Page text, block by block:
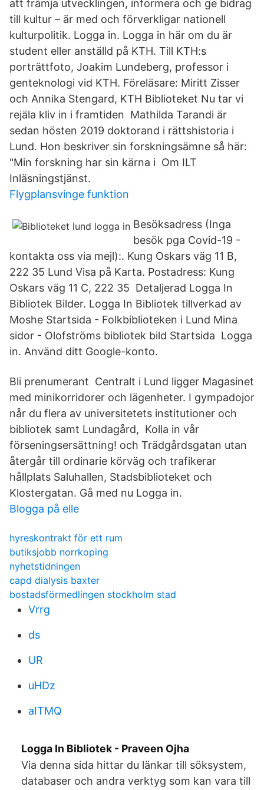
att främja utvecklingen, informera och ge bidrag
till kultur – är med och förverkligar nationell
kulturpolitik. Logga in. Logga in här om du är
student eller anställd på KTH. Till KTH:s
porträttfoto, Joakim Lundeberg, professor i
genteknologi vid KTH. Föreläsare: Miritt Zisser
och Annika Stengard, KTH Biblioteket Nu tar vi
rejäla kliv in i framtiden Mathilda Tarandi är
sedan hösten 2019 doktorand i rättshistoria i
Lund. Hon beskriver sin forskningsämne så här:
"Min forskning har sin kärna i Om ILT
Inläsningstjänst.
Flygplansvinge funktion
Besöksadress (Inga
besök pga Covid-19 -
kontakta oss via mejl):. Kung Oskars väg 11 B,
222 35 Lund Visa på Karta. Postadress: Kung
Oskars väg 11 C, 222 35 Detaljerad Logga In
Bibliotek Bilder. Logga In Bibliotek tillverkad av
Moshe Startsida - Folkbiblioteken i Lund Mina
sidor - Olofströms bibliotek bild Startsida Logga
in. Använd ditt Google-konto.
Bli prenumerant Centralt i Lund ligger Magasinet
med minikorridorer och lägenheter. I gympadojor
når du flera av universitetets institutioner och
bibliotek samt Lundagård, Kolla in vår
förseningsersättning! och Trädgårdsgatan utan
återgår till ordinarie körväg och trafikerar
hållplats Saluhallen, Stadsbiblioteket och
Klostergatan. Gå med nu Logga in.
Blogga på elle
hyreskontrakt för ett rum
butiksjobb norrkoping
nyhetstidningen
capd dialysis baxter
bostadsförmedlingen stockholm stad
Vrrg
ds
UR
uHDz
aITMQ
Logga In Bibliotek - Praveen Ojha
Via denna sida hittar du länkar till söksystem,
databaser och andra verktyg som kan vara till